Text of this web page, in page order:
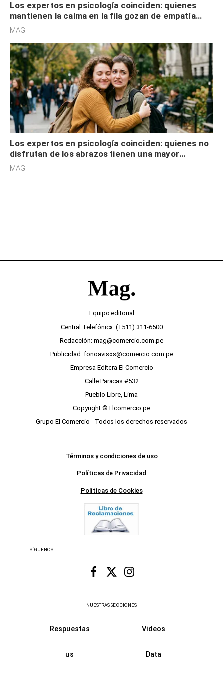
Los expertos en psicología coinciden: quienes
mantienen la calma en la fila gozan de empatía
cognitiva, gratitud y no solo tienen autocontrol
MAG.
Los expertos en psicología coinciden: quienes no
disfrutan de los abrazos tienen una mayor
sensibilidad a los estímulos físicos y no es por
MAG.
Equipo editorial
Central Telefónica: (+511) 311-6500
Redacción: mag@comercio.com.pe
Publicidad: fonoavisos@comercio.com.pe
Empresa Editora El Comercio
Calle Paracas #532
Pueblo Libre, Lima
Copyright © Elcomercio.pe
Grupo El Comercio - Todos los derechos reservados
Términos y condiciones de uso
Políticas de Privacidad
Políticas de Cookies
SÍGUENOS
NUESTRAS SECCIONES
Respuestas Videos
us Data